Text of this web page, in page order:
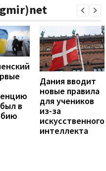
в
Дания вводит
новые правила
для учеников
из-за
искусственного
интеллекта